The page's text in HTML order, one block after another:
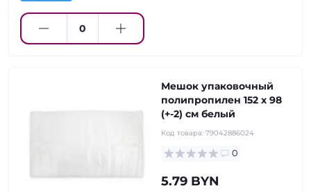
Мешок упаковочный
полипропилен 152 x 98
(+-2) см белый
Код товара: 79042886024
0
5.79 BYN